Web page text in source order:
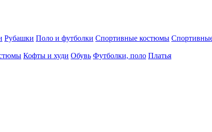
Рубашки Поло и футболки Спортивные костюмы
Кофты и худи Обувь Футболки, поло Платья